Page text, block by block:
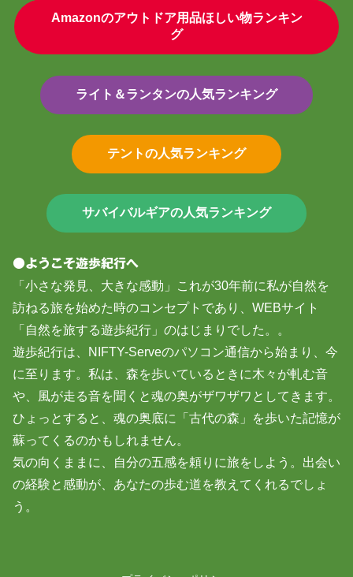
Amazonのアウトドア用品ほしい物ランキン
グ
ライト＆ランタンの人気ランキング
テントの人気ランキング
サバイバルギアの人気ランキング
●ようこそ遊歩紀行へ
「小さな発見、大きな感動」これが30年前に私が自然を
訪ねる旅を始めた時のコンセプトであり、WEBサイト
「自然を旅する遊歩紀行」のはじまりでした。。
遊歩紀行は、NIFTY-Serveのパソコン通信から始まり、今
に至ります。私は、森を歩いているときに木々が軋む音
や、風が走る音を聞くと魂の奥がザワザワとしてきます。
ひょっとすると、魂の奥底に「古代の森」を歩いた記憶が
蘇ってくるのかもしれません。
気の向くままに、自分の五感を頼りに旅をしよう。出会い
の経験と感動が、あなたの歩む道を教えてくれるでしょ
う。